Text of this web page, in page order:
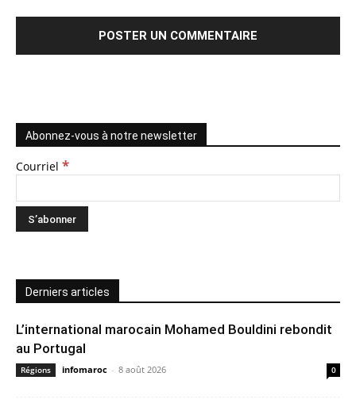
Abonnez-vous à notre newsletter
Courriel *
Derniers articles
L’international marocain Mohamed Bouldini rebondit
au Portugal
Régions infomaroc - 8 août 2026 0